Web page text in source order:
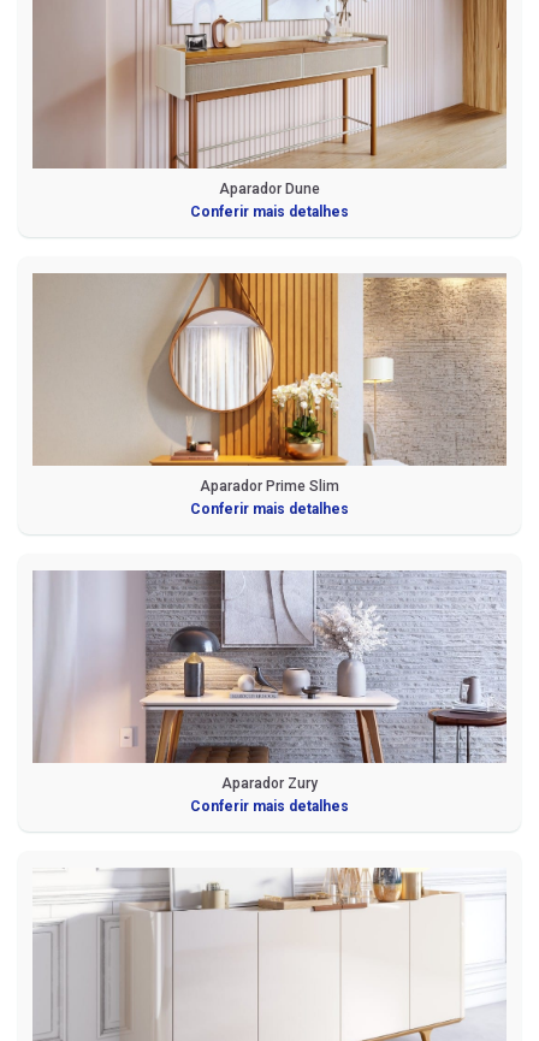
Aparador Dune
Conferir mais detalhes
Aparador Prime Slim
Conferir mais detalhes
Aparador Zury
Conferir mais detalhes